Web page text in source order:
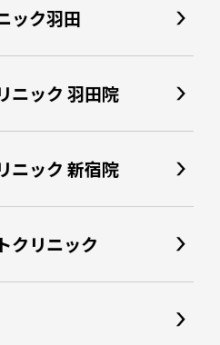
ック羽田
ニック 羽田院
ニック 新宿院
クリニック